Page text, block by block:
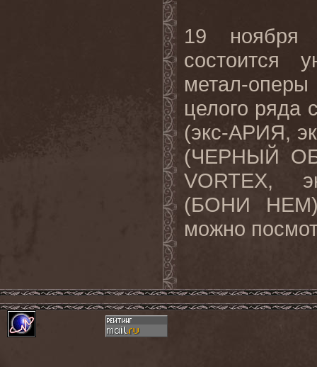
19 ноября
состоится
метал-
целого ряда
(экс-АРИЯ,
(ЧЕРНЫЙ
VORTEX,
(БОНИ НЕМ)
можно